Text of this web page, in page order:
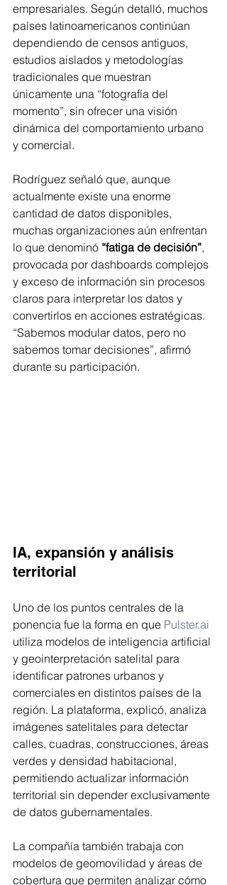
empresariales. Según detalló, muchos
países latinoamericanos continúan
dependiendo de censos antiguos,
estudios aislados y metodologías
tradicionales que muestran
únicamente una “fotografía del
momento”, sin ofrecer una visión
dinámica del comportamiento urbano
y comercial.
Rodríguez señaló que, aunque
actualmente existe una enorme
cantidad de datos disponibles,
muchas organizaciones aún enfrentan
lo que denominó “fatiga de decisión”,
provocada por dashboards complejos
y exceso de información sin procesos
claros para interpretar los datos y
convertirlos en acciones estratégicas.
“Sabemos modular datos, pero no
sabemos tomar decisiones”, afirmó
durante su participación.
IA, expansión y análisis
territorial
Uno de los puntos centrales de la
ponencia fue la forma en que Pulster.ai
utiliza modelos de inteligencia artificial
y geointerpretación satelital para
identificar patrones urbanos y
comerciales en distintos países de la
región. La plataforma, explicó, analiza
imágenes satelitales para detectar
calles, cuadras, construcciones, áreas
verdes y densidad habitacional,
permitiendo actualizar información
territorial sin depender exclusivamente
de datos gubernamentales.
La compañía también trabaja con
modelos de geomovilidad y áreas de
cobertura que permiten analizar cómo